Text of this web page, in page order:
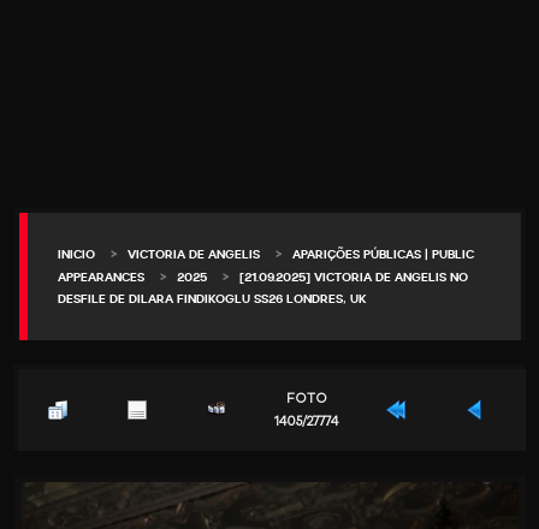
INICIO > VICTORIA DE ANGELIS >
APARIÇÕES PÚBLICAS | PUBLIC
APPEARANCES
> 2025 >
[21.09.2025] VICTORIA DE ANGELIS NO
DESFILE DE DILARA FINDIKOGLU SS26 LONDRES, UK
FOTO
1405/27774